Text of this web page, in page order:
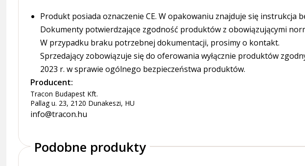
Produkt posiada oznaczenie CE. W opakowaniu znajduje się instrukcja
Dokumenty potwierdzające zgodność produktów z obowiązującymi
W przypadku braku potrzebnej dokumentacji, prosimy o kontakt.
Sprzedający zobowiązuje się do oferowania wyłącznie produktów
2023 r. w sprawie ogólnego bezpieczeństwa produktów.
Producent:
Tracon Budapest Kft.
Pallag u. 23, 2120 Dunakeszi, HU
info@tracon.hu
Podobne produkty